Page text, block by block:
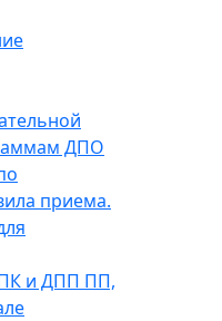
ДПО
приема.
и ДПП ПП,